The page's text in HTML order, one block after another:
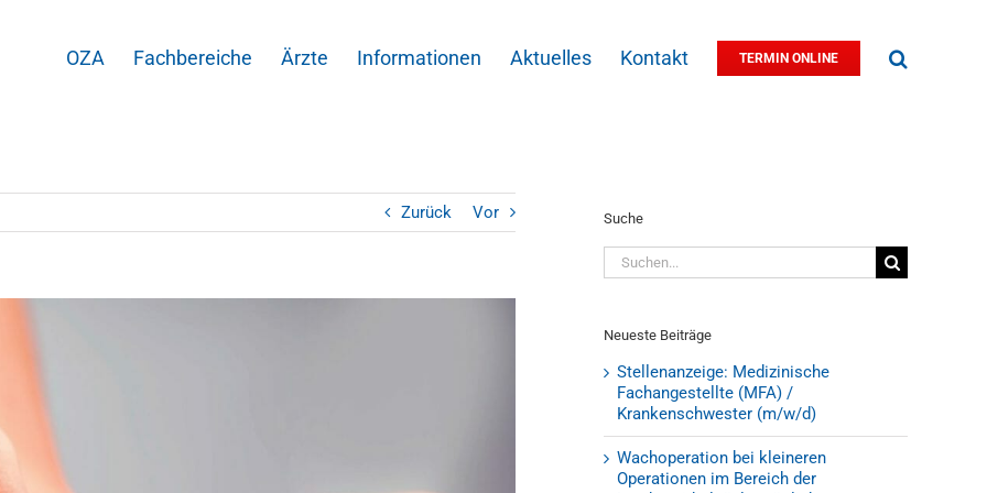
OZA Fachbereiche Ärzte Informationen Aktuelles Kontakt TERMIN ONLINE
Zurück Vor Suche
Suche
nach:
Neueste Beiträge
Stellenanzeige: Medizinische
Fachangestellte (MFA) /
Krankenschwester (m/w/d)
Wachoperation bei kleineren
Operationen im Bereich der